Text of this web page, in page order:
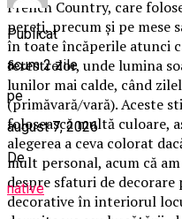
French Country, care
pereți, precum și pe mese
în toate încăperile atunci
ferestrelor, unde lumina
lunilor mai calde, când
(primăvară/vară). Aceste
folosească multă culoare,
alegerea a ceva colorat
mult personal, acum că
despre sfaturi de
decorative în interiorul
Publicat
acum 2 zile
pe
august 7, 2026
De
native